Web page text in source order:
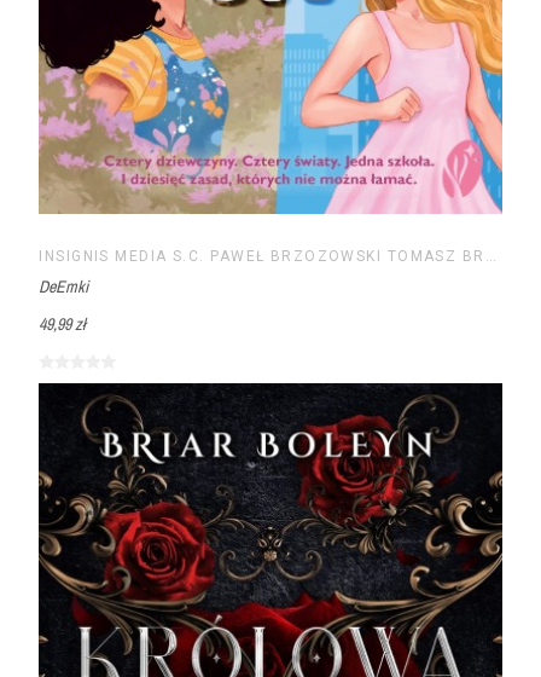
INSIGNIS MEDIA S.C. PAWEŁ BRZOZOWSKI TOMASZ BRZOZOWSKI
DeEmki
49,99 zł